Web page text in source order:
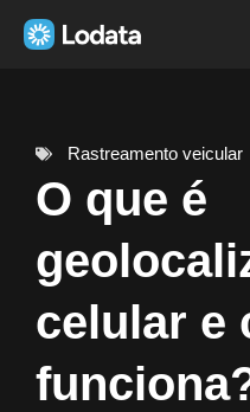
Rastreamento veicular
O que é
celular e